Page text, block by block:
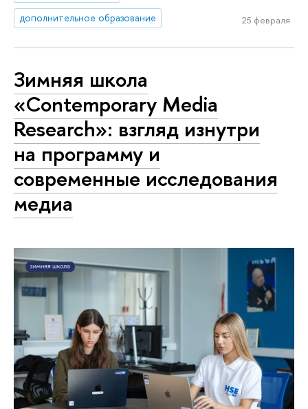
дополнительное образование
25 февраля
Зимняя школа
«Contemporary Media
Research»: взгляд изнутри
на программу и
современные исследования
медиа